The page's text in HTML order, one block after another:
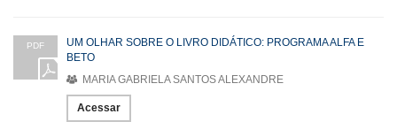
PDF
UM OLHAR SOBRE O LIVRO DIDÁTICO: PROGRAMA ALFA E
BETO
MARIA GABRIELA SANTOS ALEXANDRE
Acessar